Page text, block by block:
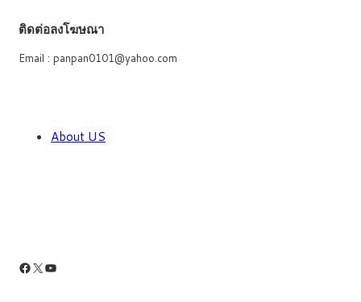
ติดต่อลงโฆษณา
Email : panpan0101@yahoo.com
About US
Facebook
X YouTube